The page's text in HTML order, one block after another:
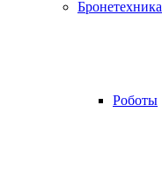
Бронетехника
Роботы